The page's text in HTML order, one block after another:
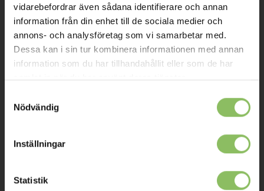
vidarebefordrar även sådana identifierare och annan
information från din enhet till de sociala medier och
annons- och analysföretag som vi samarbetar med.
Dessa kan i sin tur kombinera informationen med annan
information som du har tillhandahållit eller som de har
samlat in när du har använt deras tjänster.
Nödvändig
Inställningar
Statistik
Om oss
Kontakt
Mitt konto
Leverans
Reklamation